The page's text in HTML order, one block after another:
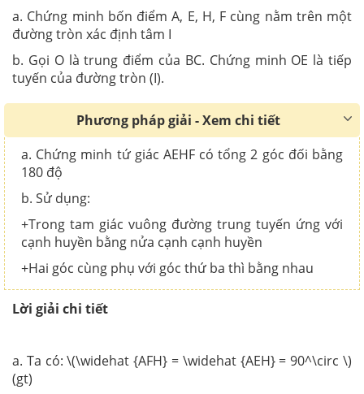
a. Chứng minh bốn điểm A, E, H, F cùng nằm trên một
đường tròn xác định tâm I
b. Gọi O là trung điểm của BC. Chứng minh OE là tiếp
tuyến của đường tròn (I).
Phương pháp giải - Xem chi tiết
a. Chứng minh tứ giác AEHF có tổng 2 góc đối bằng
180 độ
b. Sử dụng:
+Trong tam giác vuông đường trung tuyến ứng với
cạnh huyền bằng nửa cạnh cạnh huyền
+Hai góc cùng phụ với góc thứ ba thì bằng nhau
Lời giải chi tiết
a. Ta có: \(\widehat {AFH} = \widehat {AEH} = 90^\circ \)
(gt)